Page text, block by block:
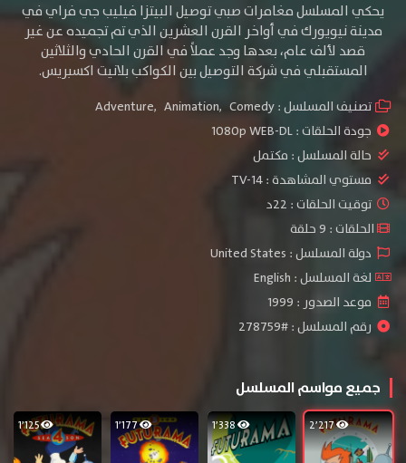
يحكي المسلسل مغامرات صبي توصيل البيتزا فيليب جي فراي في
مدينة نيويورك في أواخر القرن العشرين الذي تم تجميده عن غير
قصد لألف عام، بعدها وجد عملاً في القرن الحادي والثلاثين
المستقبلي في شركة التوصيل بين الكواكب بلانيت اكسبريس.
تصنيف المسلسل : Adventure, Animation, Comedy
جودة الحلقات :1080p WEB-DL
حالة المسلسل : مكتمل
مستوي المشاهدة :TV-14
توقيت الحلقات : 22د
الحلقات : 9 حلقة
دولة المسلسل : United States
لغة المسلسل : English
موعد الصدور : 1999
رقم المسلسل : #278759
جميع مواسم المسلسل
2٬217 1٬338 1٬177 1٬125